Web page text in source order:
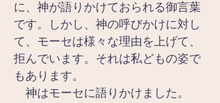
に、神が語りかけておられる御言葉
です。しかし、神の呼びかけに対し
て、モーセは様々な理由を上げて、
拒んでいます。それは私どもの姿で
もあります。
神はモーセに語りかけました。